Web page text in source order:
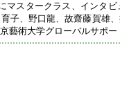
マスタークラス、インタ
子、野口龍、故齋藤賀雄
藝術大学グローバルサポー